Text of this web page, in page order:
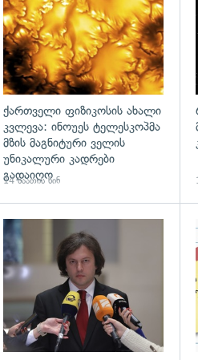
ქართველი ფიზიკოსის ახალი
კვლევა: ინოუეს ტელესკოპმა
მზის მაგნიტური ველის
უნიკალური კადრები
გადაიღო
14 საათის წინ
გადახედვა